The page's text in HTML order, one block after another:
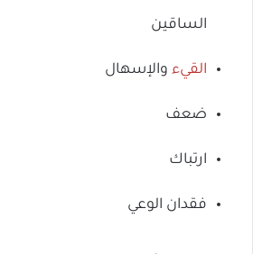
الساقين
القيء والإسهال
ضعف
ارتباك
فقدان الوعي